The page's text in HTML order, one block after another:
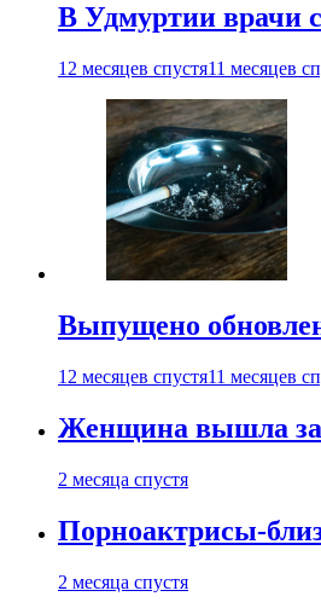
В Удмуртии врачи
12 месяцев спустя11 месяцев
Выпущено
12 месяцев спустя11 месяцев
Женщина вышла
2 месяца спустя
Порноактрисы-
2 месяца спустя